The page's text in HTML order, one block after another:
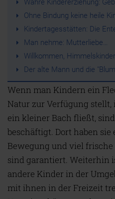
Wahre Kindererziehung:
Ohne Bindung keine heile
Kindertagesstätten: Die
Man nehme: Mutterliebe…
Willkommen,
Der alte Mann und die
Wenn man Kindern ein
Natur zur Verfügung
ein kleiner Bach fließt,
beschäftigt. Dort haben sie
Bewegung und viel
sind garantiert. Weiterhin
andere Kinder in der
mit ihnen in der Freizeit